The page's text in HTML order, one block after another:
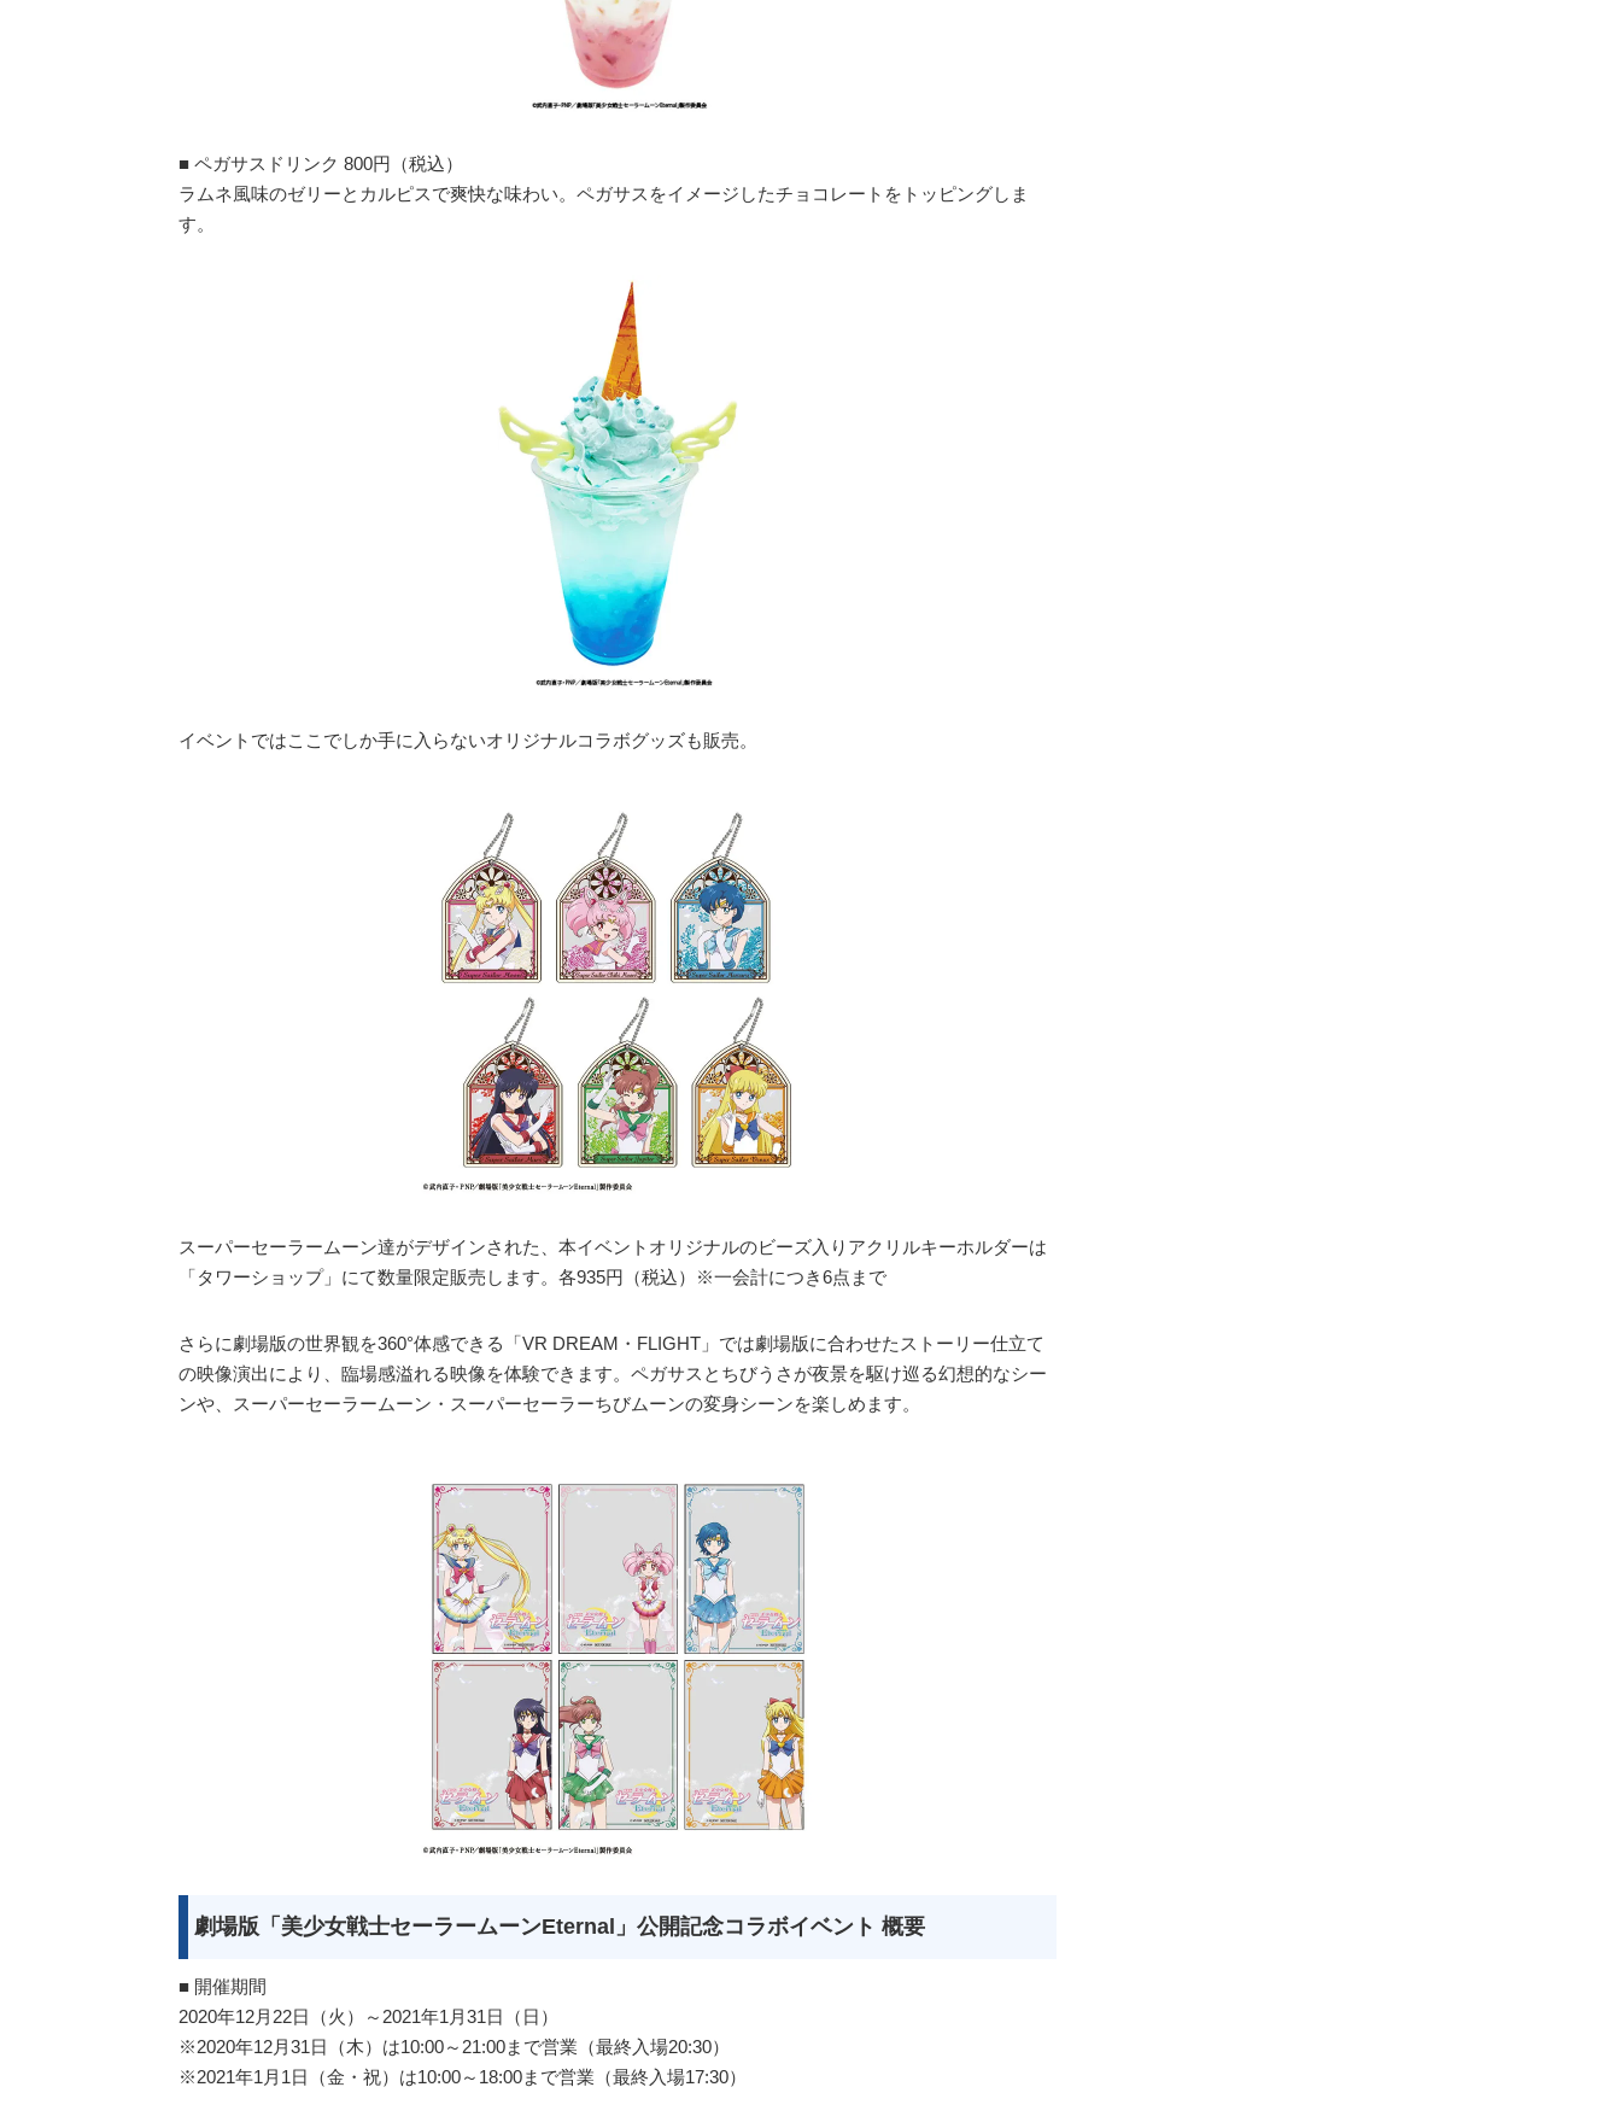
■ ペガサスドリンク 800円（税込）
ラムネ風味のゼリーとカルピスで爽快な味わい。ペガサスをイメージしたチョコレートをトッピングしま
す。
イベントではここでしか手に入らないオリジナルコラボグッズも販売。
スーパーセーラームーン達がデザインされた、本イベントオリジナルのビーズ入りアクリルキーホルダーは
「タワーショップ」にて数量限定販売します。各935円（税込）※一会計につき6点まで
さらに劇場版の世界観を360°体感できる「VR DREAM・FLIGHT」では劇場版に合わせたストーリー仕立て
の映像演出により、臨場感溢れる映像を体験できます。ペガサスとちびうさが夜景を駆け巡る幻想的なシー
ンや、スーパーセーラームーン・スーパーセーラーちびムーンの変身シーンを楽しめます。
劇場版「美少女戦士セーラームーンEternal」公開記念コラボイベント 概要
■ 開催期間
2020年12月22日（火）～2021年1月31日（日）
※2020年12月31日（木）は10:00～21:00まで営業（最終入場20:30）
※2021年1月1日（金・祝）は10:00～18:00まで営業（最終入場17:30）